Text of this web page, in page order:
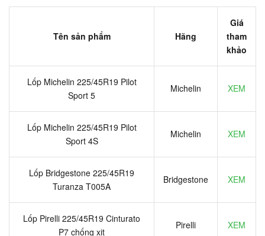
Tên sản phẩm Hãng
Giá
tham
khảo
Lốp Michelin 225/45R19 Pilot
Sport 5
Michelin XEM
Lốp Michelin 225/45R19 Pilot
Sport 4S
Michelin XEM
Lốp Bridgestone 225/45R19
Turanza T005A
Bridgestone XEM
Lốp Pirelli 225/45R19 Cinturato
P7 chống xịt
Pirelli XEM